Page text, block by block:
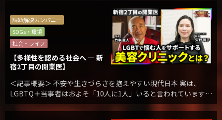
課題解決カンパニー
SDGs・環境
社会・ライフ
【多様性を認める社会へ ― 新
宿2丁目の開業医】
＜記事概要＞ 不安や生きづらさを抱えやすい現代日本 実は、
LGBTQ＋当事者はおよそ「10人に1人」いると言われています。
決して特別ではなく、私たちのすぐ隣にいる存在です。 容姿や性
別に関わる悩みを抱えていても 大手美 […]